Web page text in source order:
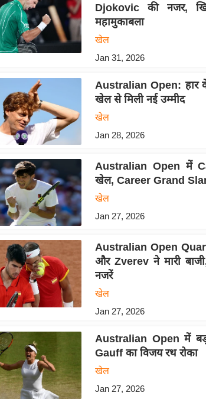
Djokovic की नजर,
महामुकाबला
खेल
Jan 31, 2026
Australian Open: हार
खेल से मिली नई उम्मीद
खेल
Jan 28, 2026
Australian Open में
खेल, Career Grand
खेल
Jan 27, 2026
Australian Open
और Zverev ने मारी
नजरें
खेल
Jan 27, 2026
Australian Open में
Gauff का विजय रथ रोका
खेल
Jan 27, 2026